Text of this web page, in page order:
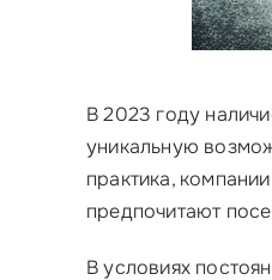
В 2023 году
уникальную
практика,
предпочитают
В условиях